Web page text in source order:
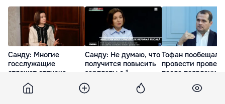
Санду: Многие
госслужащие
отложат отпуска
евроинтеграции
Санду: Не думаю, что
получится повысить
зарплаты с 1
сентября
4 часа назад
Тофан пообещал
провести
после появления
представителя